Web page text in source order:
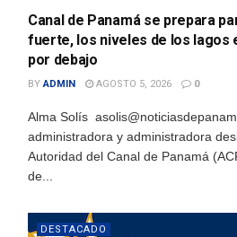
Canal de Panamá se prepara
fuerte, los niveles de los lagos
por debajo
BY ADMIN AGOSTO 5, 2026 0
Alma Solís
administradora y administradora
Autoridad del Canal de Panamá
de...
DESTACADO